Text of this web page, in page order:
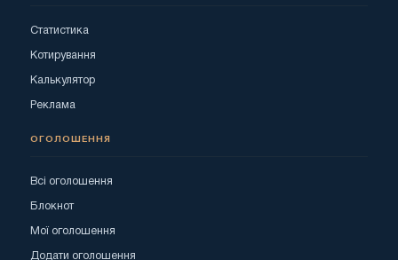
Статистика
Котирування
Калькулятор
Реклама
ОГОЛОШЕННЯ
Всі оголошення
Блокнот
Мої оголошення
Додати оголошення